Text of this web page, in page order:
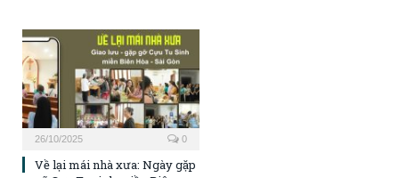
26/10/2025 0
Về lại mái nhà xưa: Ngày gặp